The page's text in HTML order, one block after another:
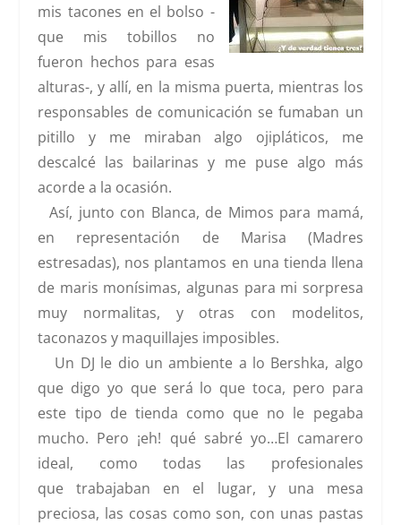
mis tacones en el bolso -
que mis tobillos no
fueron hechos para esas
alturas-, y allí, en la misma puerta, mientras los
responsables de comunicación se fumaban un
pitillo y me miraban algo ojipláticos, me
descalcé las bailarinas y me puse algo más
acorde a la ocasión.
Así, junto con Blanca, de Mimos para mamá,
en representación de Marisa (Madres
estresadas), nos plantamos en una tienda llena
de maris monísimas, algunas para mi sorpresa
muy normalitas, y otras con modelitos,
taconazos y maquillajes imposibles.
Un DJ le dio un ambiente a lo Bershka, algo
que digo yo que será lo que toca, pero para
este tipo de tienda como que no le pegaba
mucho. Pero ¡eh! qué sabré yo…El camarero
ideal, como todas las profesionales
que trabajaban en el lugar, y una mesa
preciosa, las cosas como son, con unas pastas